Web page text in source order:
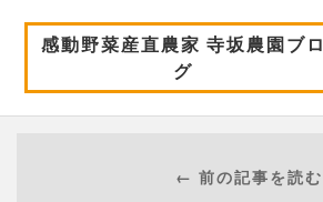
感動野菜産直農家 寺坂農園ブロ
グ
← 前の記事を読む